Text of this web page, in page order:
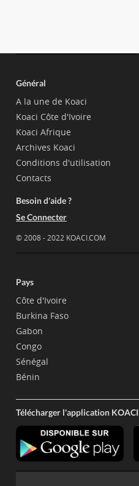
Général
A la une de Koaci
Koaci Côte d'Ivoire
Koaci Afrique
Archives Koaci
Conditions d'utilisation
Contacts
Besoin d'aide ?
Se Connecter
© 2008 - 2022 KOACI.COM
Pays
Côte d'Ivoire
Burkina Faso
Gabon
Congo
Sénégal
Bénin
Télécharger l'application KOACI